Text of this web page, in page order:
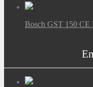
Bosch GST 150 CE